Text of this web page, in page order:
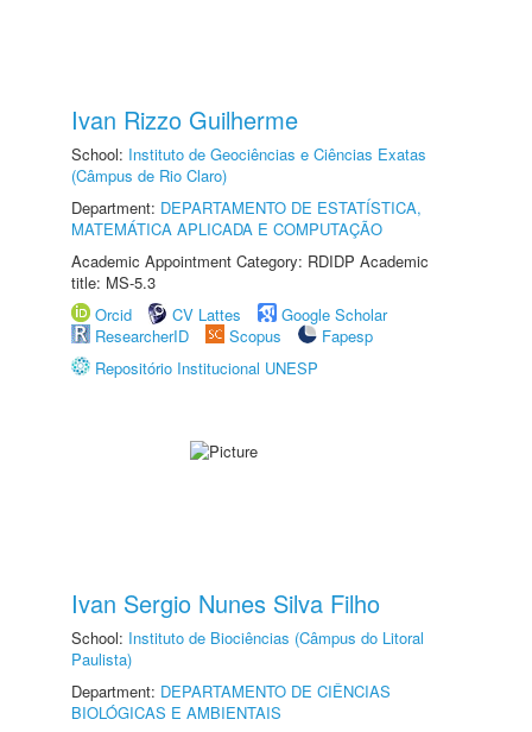
Ivan Rizzo Guilherme
School: Instituto de Geociências e Ciências Exatas
(Câmpus de Rio Claro)
Department: DEPARTAMENTO DE ESTATÍSTICA,
MATEMÁTICA APLICADA E COMPUTAÇÃO
Academic Appointment Category: RDIDP Academic
title: MS-5.3
Orcid
CV Lattes
Google Scholar
ResearcherID
Scopus
Fapesp
Repositório Institucional UNESP
Ivan Sergio Nunes Silva Filho
School: Instituto de Biociências (Câmpus do Litoral
Paulista)
Department: DEPARTAMENTO DE CIÊNCIAS
BIOLÓGICAS E AMBIENTAIS